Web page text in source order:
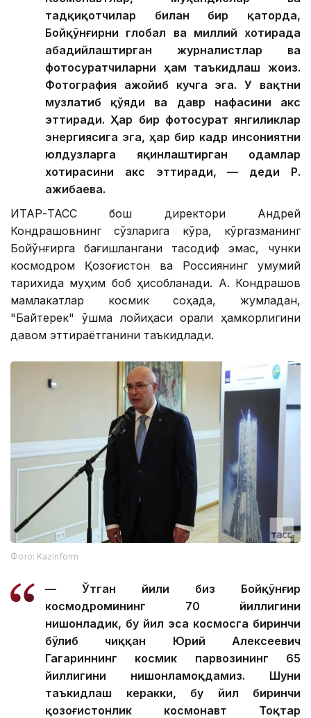
тадқиқотчилар билан бир қаторда,
Бойқўнғирни глобал ва миллий хотирада
абадийлаштирган журналистлар ва
фотосуратчиларни ҳам таъкидлаш жоиз.
Фотография ажойиб кучга эга. У вақтни
музлатиб қўяди ва давр нафасини акс
эттиради. Ҳар бир фотосурат янгиликлар
энергиясига эга, ҳар бир кадр инсониятни
юлдузларга яқинлаштирган одамлар
хотирасини акс эттиради, — деди Р.
Қажибаева.
ИТАР-ТАСС бош директори Андрей
Кондрашовнинг сўзларига кўра, кўргазманинг
Бойқўнғирга бағишлангани тасодиф эмас, чунки
космодром Қозоғистон ва Россиянинг умумий
тарихида муҳим боб ҳисобланади. А. Кондрашов
мамлакатлар космик соҳада, жумладан,
"Байтерек" қўшма лойиҳаси орқали ҳамкорлигини
давом эттираётганини таъкидлади.
Фото: Kazinform
— Ўтган йили биз Бойқўнғир
космодромининг 70 йиллигини
нишонладик, бу йил эса космосга биринчи
бўлиб чиққан Юрий Алексеевич
Гагариннинг космик парвозининг 65
йиллигини нишонламоқдамиз. Шуни
таъкидлаш керакки, бу йил биринчи
қозоғистонлик космонавт Тоқтар